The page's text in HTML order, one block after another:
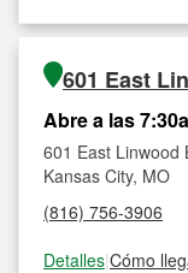
601 East
Abre a las
601 East Linwood
Kansas City, MO
(816) 756-3906
Detalles|Cómo